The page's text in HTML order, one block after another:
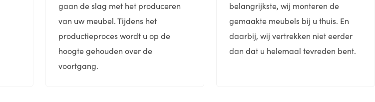
gaan de slag met het produceren
van uw meubel. Tijdens het
productieproces wordt u op de
hoogte gehouden over de
voortgang.
belangrijkste, wij monteren de
gemaakte meubels bij u thuis. En
daarbij, wij vertrekken niet eerder
dan dat u helemaal tevreden bent.